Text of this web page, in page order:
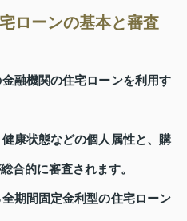
ローンの基本と審査
融機関の住宅ローンを利用す
康状態などの個人属性と、購
合的に審査されます。
期間固定金利型の住宅ローン